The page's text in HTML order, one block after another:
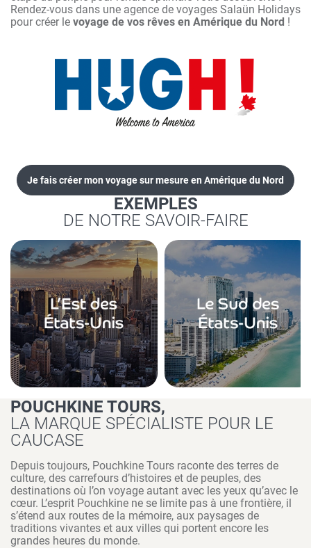
Rendez-vous dans une agence de voyages Salaün Holidays
pour créer le voyage de vos rêves en Amérique du Nord !
Je fais créer mon voyage sur mesure en Amérique du Nord
EXEMPLES
DE NOTRE SAVOIR-FAIRE
POUCHKINE TOURS,
LA MARQUE SPÉCIALISTE POUR LE
CAUCASE
Depuis toujours, Pouchkine Tours raconte des terres de
culture, des carrefours d’histoires et de peuples, des
destinations où l’on voyage autant avec les yeux qu’avec le
cœur. L’esprit Pouchkine ne se limite pas à une frontière, il
s’étend aux routes de la mémoire, aux paysages de
traditions vivantes et aux villes qui portent encore les
grandes heures du monde.